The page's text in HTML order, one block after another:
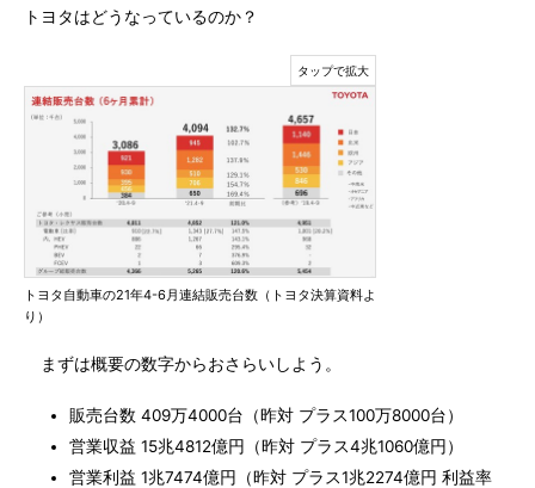
トヨタはどうなっているのか？
トヨタ自動車の21年4-6月連結販売台数（トヨタ決算資料よ
り）
まずは概要の数字からおさらいしよう。
販売台数 409万4000台（昨対 プラス100万8000台）
営業収益 15兆4812億円（昨対 プラス4兆1060億円）
営業利益 1兆7474億円（昨対 プラス1兆2274億円 利益率